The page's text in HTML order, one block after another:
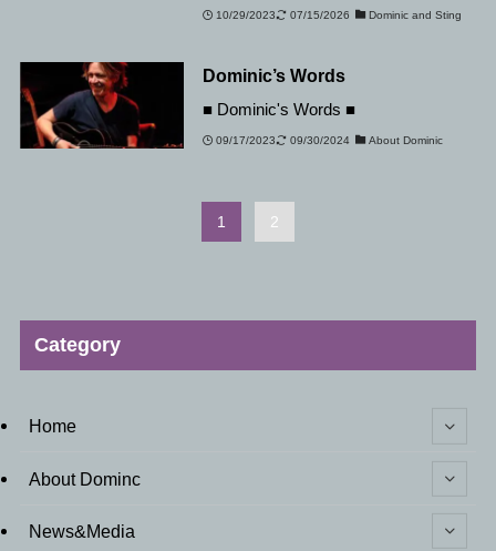
10/29/2023 07/15/2026 Dominic and Sting
Dominic’s Words
■ Dominic's Words ■
09/17/2023 09/30/2024 About Dominic
1 2
Category
Home
About Dominc
News&Media